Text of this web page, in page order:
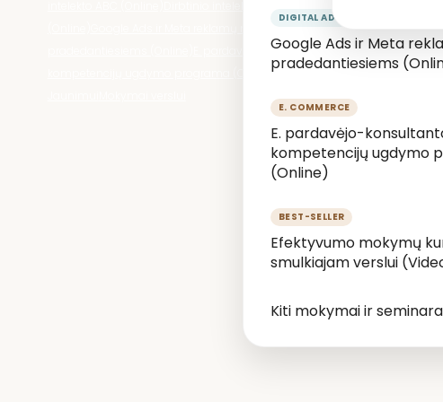
Google Ads ir Meta
pradedantiesiems
E. pardavėjo-
kompetencijų ugdymo
(Online)
Efektyvumo mokymų
smulkiajam verslui
Kiti mokymai ir
E. pardavėjo-konsultanto
kompetencijų ugdymo programa (Online)Mokymai